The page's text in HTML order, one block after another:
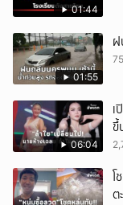
01:44
01:55
06:04
เ
ขึ้
ชั
โ
ต